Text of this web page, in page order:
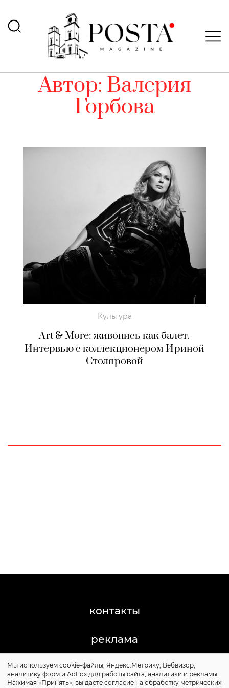
Автор: Валерия
Горбова
Культура
Art & More: живопись как балет.
Интервью с коллекционером Ириной
Столяровой
контакты
реклама
©2011-2026 Posta-Magazine
Сайт может содержать контент, не предназначенный
Мы используем cookie-файлы, Яндекс.Метрику, Вебвизор,
аналитику форм и AdFox для работы сайта, аналитики и рекламы.
Нажимая «Принять», вы даете согласие на обработку метрических